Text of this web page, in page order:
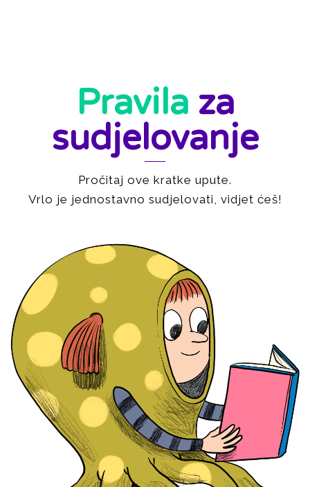
Pravila za
sudjelovanje
Pročitaj ove kratke upute.
Vrlo je jednostavno sudjelovati, vidjet ćeš!